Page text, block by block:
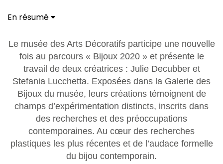
En résumé
Le musée des Arts Décoratifs participe une nouvelle
fois au parcours « Bijoux 2020 » et présente le
travail de deux créatrices : Julie Decubber et
Stefania Lucchetta. Exposées dans la Galerie des
Bijoux du musée, leurs créations témoignent de
champs d’expérimentation distincts, inscrits dans
des recherches et des préoccupations
contemporaines. Au cœur des recherches
plastiques les plus récentes et de l’audace formelle
du bijou contemporain.